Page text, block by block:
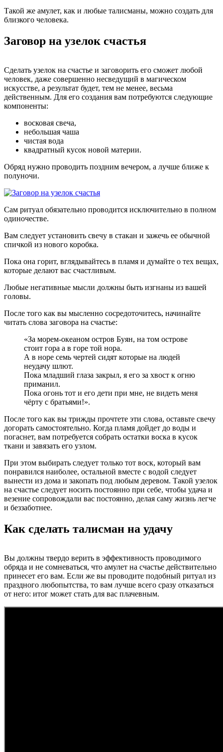
Такой же амулет, как и любые талисманы, можно создать для
близкого человека.
Заговор на узелок счастья
Сделать узелок на счастье и заговорить его сможет любой
человек, даже совершенно несведущий в магическом
искусстве, а результат будет, тем не менее, весьма
действенным. Для его создания вам потребуются следующие
компоненты:
восковая свеча,
небольшая чаша
чистая вода
квадратный кусок новой материи.
Обряд нужно проводить поздним вечером, а лучше ближе к
полуночи.
Сам ритуал обязательно проводится исключительно в полном
одиночестве.
Вам следует установить свечу в стакан и зажечь ее обычной
спичкой из нового коробка.
Пока она горит, вглядывайтесь в пламя и думайте о тех вещах,
которые делают вас счастливым.
Любые негативные мысли должны быть изгнаны из вашей
головы.
После того как вы мысленно сосредоточитесь, начинайте
читать слова заговора на счастье:
«За морем-океаном остров Буян, на том острове
стоит гора а в горе той нора.
А в норе семь чертей сидят которые на людей
неудачу шлют.
Пока младший глаза закрыл, я его за хвост к огню
приманил.
Пока огонь тот и его дети при мне, не видеть меня
чёрту с братьями!».
После того как вы трижды прочтете эти слова, оставьте свечу
догорать самостоятельно. Когда пламя дойдет до воды и
погаснет, вам потребуется собрать остатки воска в кусок
ткани и завязать его узлом.
При этом выбирать следует только тот воск, который вам
понравился наиболее, остальной вместе с водой следует
вынести из дома и закопать под любым деревом. Такой узелок
на счастье следует носить постоянно при себе, чтобы удача и
везение сопровождали вас постоянно, делая саму жизнь легче
и беззаботнее.
Как сделать талисман на удачу
Вы должны твердо верить в эффективность проводимого
обряда и не сомневаться, что амулет на счастье действительно
принесет его вам. Если же вы проводите подобный ритуал из
праздного любопытства, то вам лучше всего сразу отказаться
от него: итог может стать для вас плачевным.